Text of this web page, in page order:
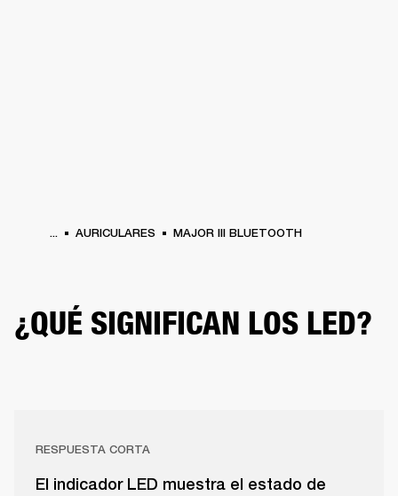
... AURICULARES MAJOR III BLUETOOTH
¿QUÉ SIGNIFICAN LOS LED?
RESPUESTA CORTA
El indicador LED muestra el estado de